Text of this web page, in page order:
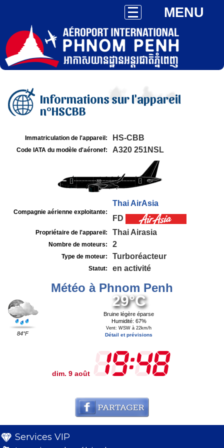
MENU
Informations sur l'appareil
n°HSCBB
Immatriculation de l'appareil: HS-CBB
Code IATA du modèle d'aéronef: A320 251NSL
Compagnie aérienne exploitante:
Thai AirAsia
FD
Propriétaire de l'appareil: Thai Airasia
Nombre de moteurs: 2
Type de moteur: Turboréacteur
Statut: en activité
Météo à Phnom Penh
84°F
29°C
Bruine légère éparse
Humidité: 67%
Vent: WSW à 22km/h
Détail et prévisions
dim. 9 août
Services VIP